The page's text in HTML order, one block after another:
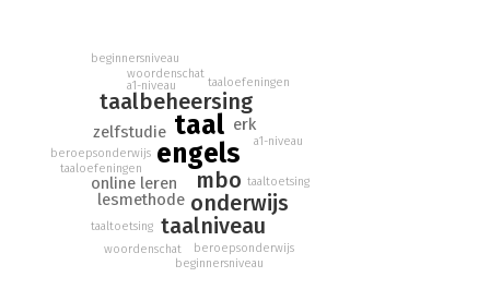
taal
engels
mbo
taalbeheersing
onderwijs
taalniveau
lesmethode
online leren
erk
zelfstudie
a1-niveau
woordenschat
taaloefeningen
beroepsonderwijs
beginnersniveau
taaltoetsing
a1-niveau
woordenschat
taaloefeningen
beroepsonderwijs
beginnersniveau
taaltoetsing